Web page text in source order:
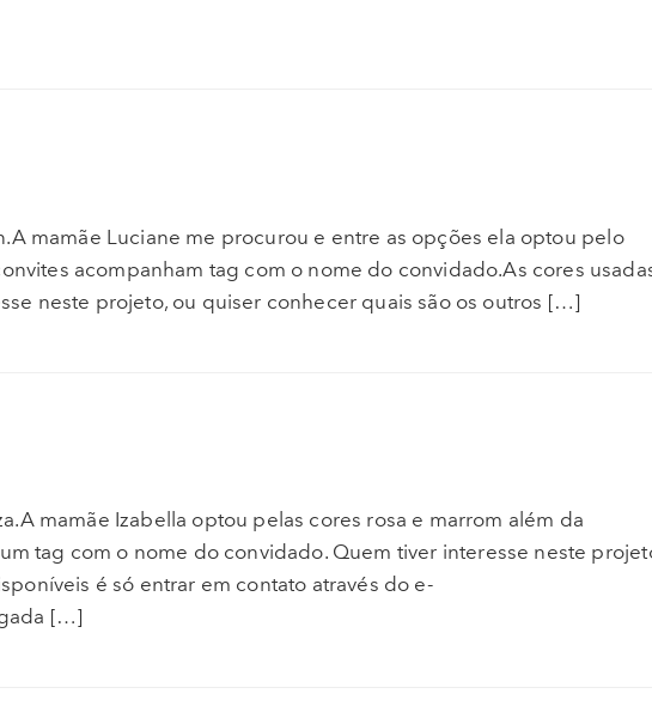
mamãe Luciane me procurou e entre as opções ela optou pelo
acompanham tag com o nome do convidado.As cores
neste projeto, ou quiser conhecer quais são os outros […]
mamãe Izabella optou pelas cores rosa e marrom além da
tag com o nome do convidado. Quem tiver interesse neste
é só entrar em contato através do e-
[…]